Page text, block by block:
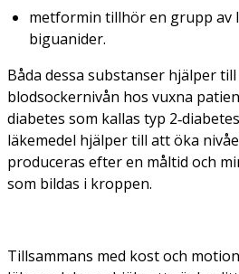
metformin tillhör en grupp av
biguanider.
Båda dessa substanser hjälper
blodsockernivån hos vuxna
diabetes som kallas typ
läkemedel hjälper till att öka
produceras efter en måltid och
som bildas i kroppen.
Tillsammans med kost och